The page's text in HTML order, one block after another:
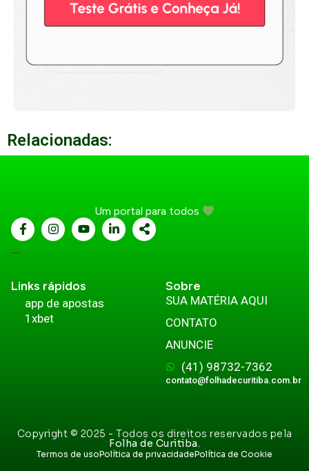
Relacionadas:
Um portal para todos
...
Links rápidos
app de apostas
1xbet
Sobre
SUA MATÉRIA AQUI
CONTATO
ANUNCIE
(41) 98732-7362
contato@folhadecuritiba.com.br
Copyright © 2025 - Todos os direitos reservados pela
Folha de Curitiba.
Termos de usoPolítica de privacidadePolítica de Cookie